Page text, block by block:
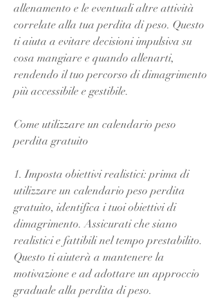
allenamento e le eventuali altre attività
correlate alla tua perdita di peso. Questo
ti aiuta a evitare decisioni impulsiva su
cosa mangiare e quando allenarti,
rendendo il tuo percorso di dimagrimento
più accessibile e gestibile.
Come utilizzare un calendario peso
perdita gratuito
1. Imposta obiettivi realistici: prima di
utilizzare un calendario peso perdita
gratuito, identifica i tuoi obiettivi di
dimagrimento. Assicurati che siano
realistici e fattibili nel tempo prestabilito.
Questo ti aiuterà a mantenere la
motivazione e ad adottare un approccio
graduale alla perdita di peso.